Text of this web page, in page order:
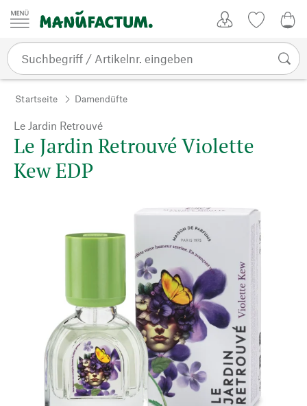
Zum Inhalt springen
Startseite Damendüfte
Le Jardin Retrouvé
Le Jardin Retrouvé Violette
Kew EDP